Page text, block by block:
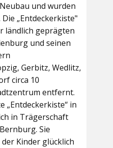
und wurden
„Entdeckerkiste"
ländlich geprägten
und seinen
Gerbitz, Wedlitz,
circa 10
entfernt.
„Entdeckerkiste“ in
in Trägerschaft
Sie
Kinder glücklich